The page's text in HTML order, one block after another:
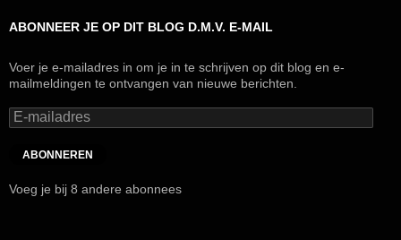
ABONNEER JE OP DIT BLOG D.M.V. E-MAIL
Voer je e-mailadres in om je in te schrijven op dit blog en e-
mailmeldingen te ontvangen van nieuwe berichten.
E-
mailadres
ABONNEREN
Voeg je bij 8 andere abonnees